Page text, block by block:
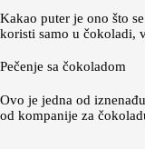
Kakao puter je ono što
koristi samo u čokoladi,
Pečenje sa čokoladom
Ovo je jedna od
od kompanije za